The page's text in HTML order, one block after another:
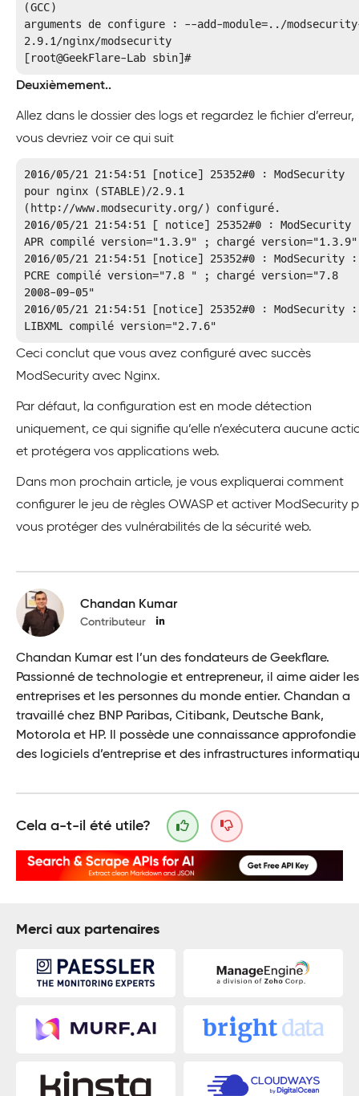
(GCC)
arguments de configure : --add-module=../
2.9.1/nginx/modsecurity
[root@GeekFlare-Lab sbin]#
Deuxièmement..
Allez dans le dossier des logs et regardez le fichier d’erreur,
vous devriez voir ce qui suit
2016/05/21 21:54:51 [notice]
25352#0 : ModSecurity
pour nginx (STABLE)/2.9.1
(http://www.modsecurity.org/) configuré.
2016/05/21 21:54:51 [ notice]
25352#0 : ModSecurity
APR compilé version="1.3.9" ; chargé version="1.3.9"
2016/05/21 21:54:51
[notice]
25352#0 : ModSecurity :
PCRE compilé version="7.8 " ; chargé version="7.8
2008-09-05"
2016/05/21 21:54:51
[notice]
25352#0 : ModSecurity :
LIBXML compilé version="2.7.6"
Ceci conclut que vous avez configuré avec succès
ModSecurity avec Nginx.
Par défaut, la configuration est en mode détection
uniquement, ce qui signifie qu’elle n’exécutera aucune
et protégera vos applications web.
Dans mon prochain article, je vous expliquerai comment
configurer le jeu de règles OWASP et activer ModSecurity
vous protéger des vulnérabilités de la sécurité web.
Chandan Kumar
Contributeur
Chandan Kumar est l’un des fondateurs de Geekflare.
Passionné de technologie et entrepreneur, il aime aider les
entreprises et les personnes du monde entier. Chandan a
travaillé chez BNP Paribas, Citibank, Deutsche Bank,
Motorola et HP. Il possède une connaissance approfondie
des logiciels d’entreprise et des infrastructures
Cela a-t-il été utile?
Merci aux partenaires